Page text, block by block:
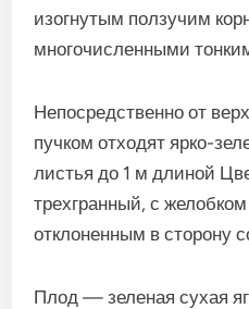
изогнутым ползучим
многочисленными
Непосредственно от
пучком отходят ярко-
листья до 1 м длиной
трехгранный, с
отклоненным в сторону
Плод — зеленая сухая